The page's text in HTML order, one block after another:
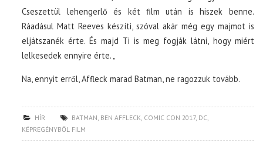
Cseszettül lehengerlő és két film után is hiszek benne.
Ráadásul Matt Reeves készíti, szóval akár még egy majmot is
eljátszanék érte. És majd Ti is meg fogják látni, hogy miért
lelkesedek ennyire érte. „
Na, ennyit erről, Affleck marad Batman, ne ragozzuk tovább.
HÍR BATMAN BEN AFFLECK COMIC CON 2017, DC
KÉPREGÉNYBŐL FILM